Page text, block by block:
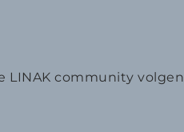
LINAK community volgen